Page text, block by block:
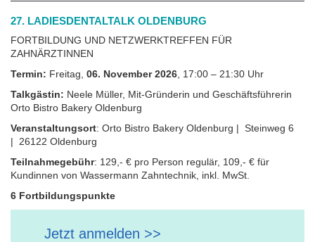
27. LADIESDENTALTALK OLDENBURG
FORTBILDUNG UND NETZWERKTREFFEN FÜR
ZAHNÄRZTINNEN
Termin: Freitag, 06. November 2026 , 17:00 – 21:30 Uhr
Talkgästin: Neele Müller, Mit-Gründerin und Geschäftsführerin
Orto Bistro Bakery Oldenburg
Veranstaltungsort: Orto Bistro Bakery Oldenburg | Steinweg 6
| 26122 Oldenburg
Teilnahmegebühr: 129,‐ € pro Person regulär, 109,‐ € für
Kundinnen von Wassermann Zahntechnik, inkl. MwSt.
6 Fortbildungspunkte
Jetzt anmelden >>